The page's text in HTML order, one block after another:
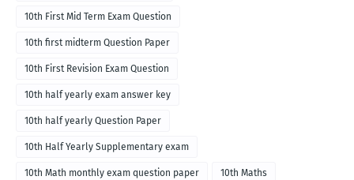
10th First Mid Term Exam Question
10th first midterm Question Paper
10th First Revision Exam Question
10th half yearly exam answer key
10th half yearly Question Paper
10th Half Yearly Supplementary exam
10th Math monthly exam question paper 10th Maths